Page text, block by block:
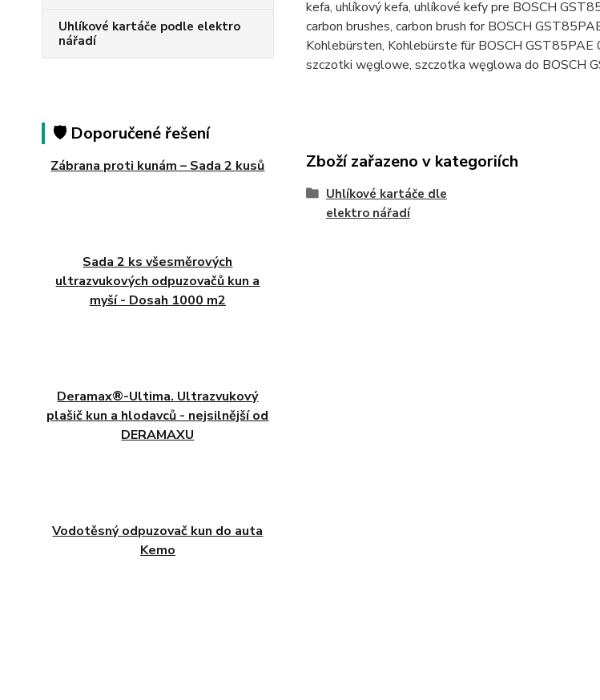
Uhlíkové kartáče podle elektro
nářadí
🛡️ Doporučené řešení
Zábrana proti kunám – Sada 2 kusů
Sada 2 ks všesměrových
ultrazvukových odpuzovačů kun a
myší - Dosah 1000 m2
Deramax®-Ultima. Ultrazvukový
plašič kun a hlodavců - nejsilnější od
DERAMAXU
Vodotěsný odpuzovač kun do auta
Kemo
kefa, uhlíkový kefa, uhlíkové kefy pre BOSCH
carbon brushes, carbon brush for BOSCH
Kohlebürsten, Kohlebürste für BOSCH
szczotki węglowe, szczotka węglowa do
Zboží zařazeno v kategoriích
Uhlíkové kartáče dle
elektro nářadí